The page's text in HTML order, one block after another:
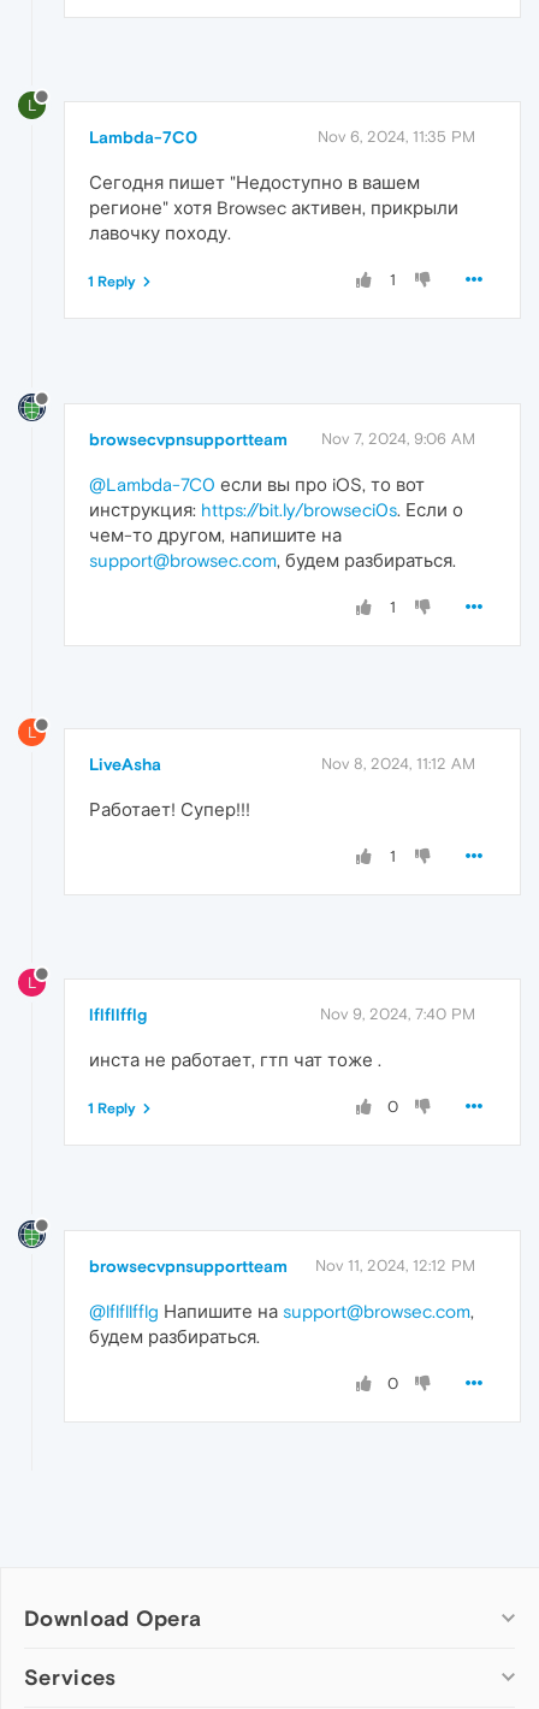
L
Lambda-7C0 Nov 6, 2024, 11:35 PM
Сегодня пишет "Недоступно в вашем
регионе" хотя Browsec активен, прикрыли
лавочку походу.
1
1 Reply
browsecvpnsupportteam Nov 7, 2024, 9:06 AM
@Lambda-7C0 если вы про iOS, то вот
инструкция: https://bit.ly/browseci0s. Если о
чем-то другом, напишите на
support@browsec.com, будем разбираться.
1
L
LiveAsha Nov 8, 2024, 11:12 AM
Работает! Супер!!!
1
L
lflfllfflg Nov 9, 2024, 7:40 PM
инста не работает, гтп чат тоже .
0
1 Reply
browsecvpnsupportteam Nov 11, 2024, 12:12 PM
@lflfllfflg Напишите на support@browsec.com,
будем разбираться.
0
Download Opera
Computer browsers
Services